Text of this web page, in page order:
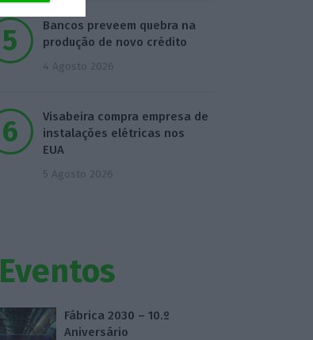
Bancos preveem quebra na
produção de novo crédito
4 Agosto 2026
Visabeira compra empresa de
instalações elétricas nos
EUA
5 Agosto 2026
Eventos
Fábrica 2030 – 10.º
Aniversário